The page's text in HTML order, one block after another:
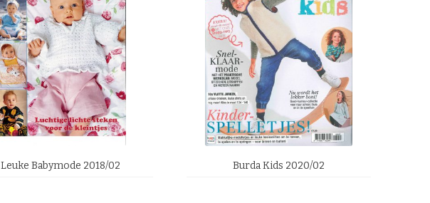
Leuke Babymode 2018/02 Burda Kids 2020/02